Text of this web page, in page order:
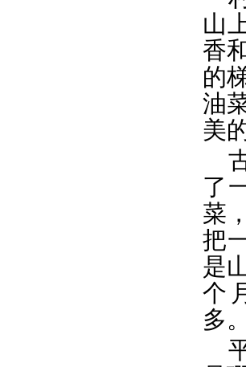
山
香
的
油
美
了
菜
把
是
个
多